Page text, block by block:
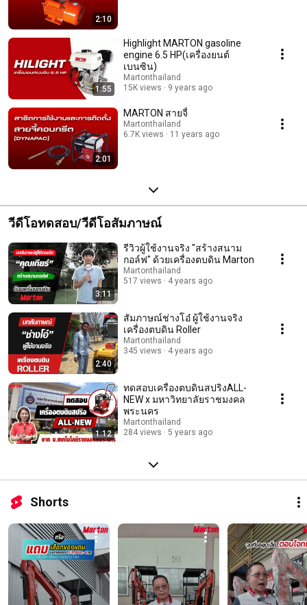
2:10
1:55
Highlight MARTON gasoline
engine 6.5 HP(เครื่องยนต์
เบนซิน)
Martonthailand
15K views
9 years ago
2:01
MARTON สายจี้
Martonthailand
6.7K views
11 years ago
วีดีโอทดสอบ/วีดีโอสัมภาษณ์
3:11
รีวิวผู้ใช้งานจริง "สร้างสนาม
กอล์ฟ" ด้วยเครื่องตบดิน Marton
Martonthailand
517 views
4 years ago
2:40
สัมภาษณ์ช่างโอ๋ ผู้ใช้งานจริง
เครื่องตบดิน Roller
Martonthailand
345 views
4 years ago
1:12
ทดสอบเครื่องตบดินสปริงALL-
NEW x มหาวิทยาลัยราชมงคล
พระนคร
Martonthailand
284 views
5 years ago
Shorts